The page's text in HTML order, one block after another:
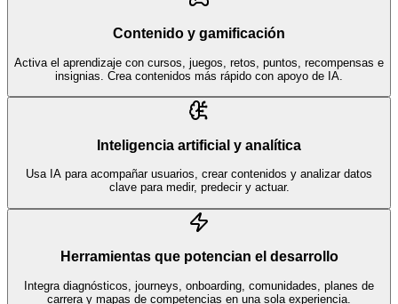
Contenido y gamificación
Activa el aprendizaje con cursos, juegos, retos, puntos, recompensas e
insignias. Crea contenidos más rápido con apoyo de IA.
Inteligencia artificial y analítica
Usa IA para acompañar usuarios, crear contenidos y analizar datos
clave para medir, predecir y actuar.
Herramientas que potencian el desarrollo
Integra diagnósticos, journeys, onboarding, comunidades, planes de
carrera y mapas de competencias en una sola experiencia.